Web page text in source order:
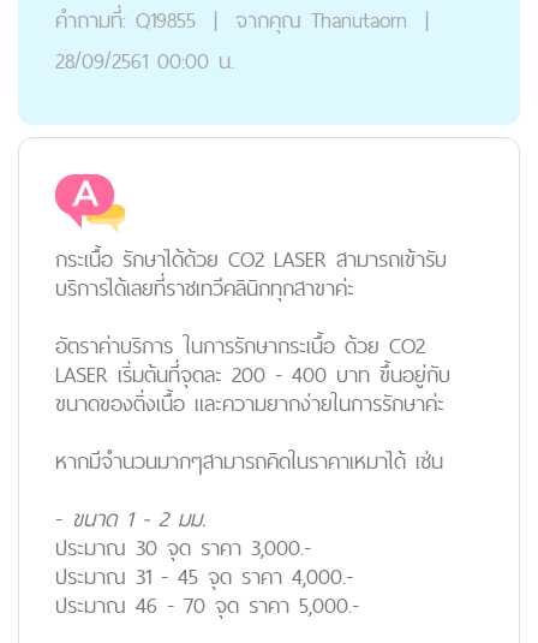
คำถามที่: Q19855 | จากคุณ Thanutaorn |
28/09/2561 00:00 น.
กระเนื้อ รักษาได้ด้วย CO2 LASER สามารถเข้ารับ
บริการได้เลยที่ราชเทวีคลินิกทุกสาขาค่ะ
อัตราค่าบริการ ในการรักษากระเนื้อ ด้วย CO2
LASER เริ่มต้นที่จุดละ 200 - 400 บาท ขึ้นอยู่กับ
ขนาดของติ่งเนื้อ และความยากง่ายในการรักษาค่ะ
หากมีจำนวนมากๆสามารถคิดในราคาเหมาได้ เช่น
- ขนาด 1 - 2 มม.
ประมาณ 30 จุด ราคา 3,000.-
ประมาณ 31 - 45 จุด ราคา 4,000.-
ประมาณ 46 - 70 จุด ราคา 5,000.-